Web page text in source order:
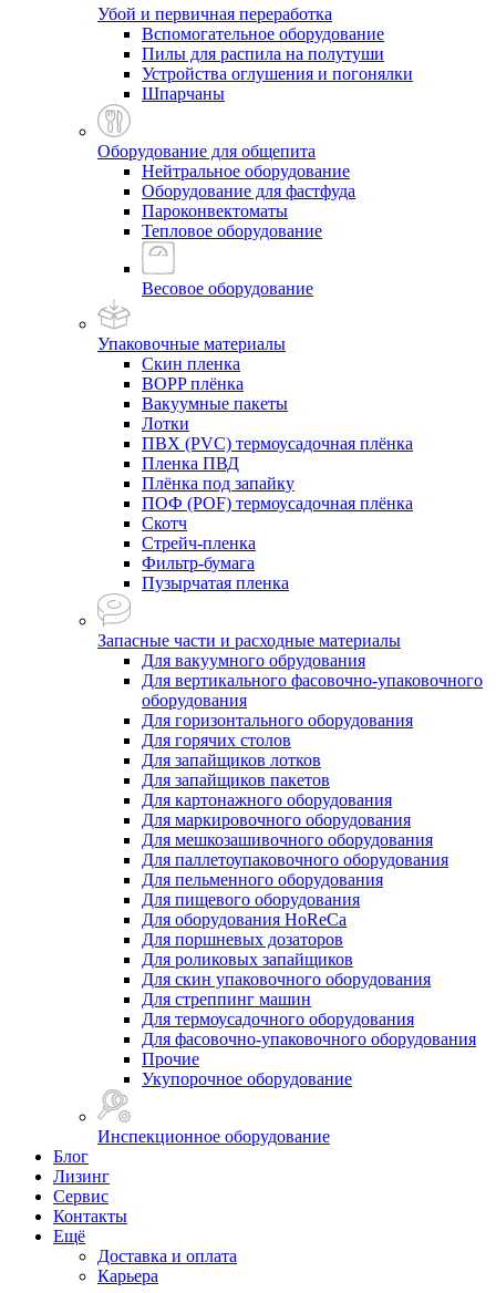
Убой и первичная переработка
Вспомогательное оборудование
Пилы для распила на полутуши
Устройства оглушения и погонялки
Шпарчаны
Оборудование для общепита
Нейтральное оборудование
Оборудование для фастфуда
Пароконвектоматы
Тепловое оборудование
Весовое оборудование
Упаковочные материалы
Скин пленка
BOPP плёнка
Вакуумные пакеты
Лотки
ПВХ (PVC) термоусадочная плёнка
Пленка ПВД
Плёнка под запайку
ПОФ (POF) термоусадочная плёнка
Скотч
Стрейч-пленка
Фильтр-бумага
Пузырчатая пленка
Запасные части и расходные материалы
Для вакуумного обрудования
Для вертикального фасовочно-упаковочного
оборудования
Для горизонтального оборудования
Для горячих столов
Для запайщиков лотков
Для запайщиков пакетов
Для картонажного оборудования
Для маркировочного оборудования
Для мешкозашивочного оборудования
Для паллетоупаковочного оборудования
Для пельменного оборудования
Для пищевого оборудования
Для оборудования HoReCa
Для поршневых дозаторов
Для роликовых запайщиков
Для скин упаковочного оборудования
Для стреппинг машин
Для термоусадочного оборудования
Для фасовочно-упаковочного оборудования
Прочие
Укупорочное оборудование
Инспекционное оборудование
Блог
Лизинг
Сервис
Контакты
Ещё
Доставка и оплата
Карьера